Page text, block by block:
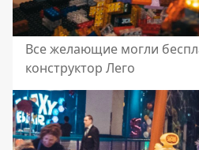
Все желающие могли
конструктор Лего